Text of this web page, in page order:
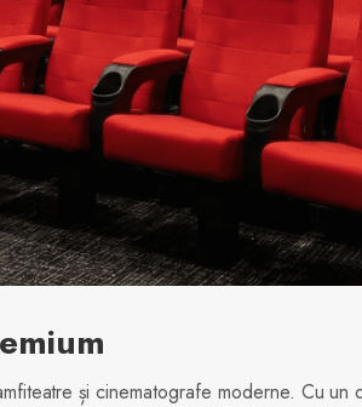
și cinematografe moderne. Cu